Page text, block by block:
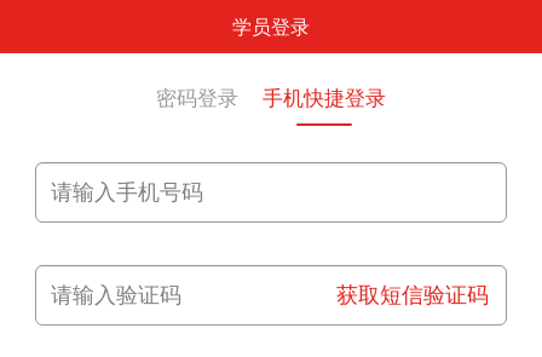
学员登录
密码登录 手机快捷登录
获取短信验证码